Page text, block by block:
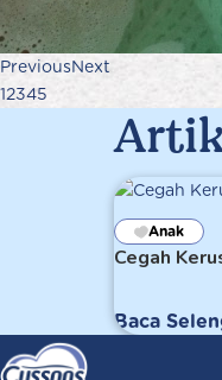
PreviousNext
12345
Cegah
Anak
Baca